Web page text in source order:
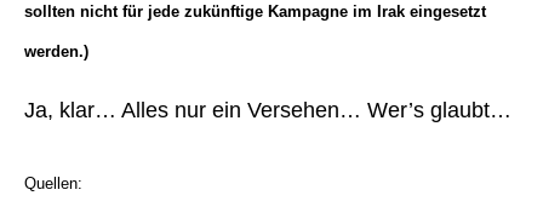
sollten nicht für jede zukünftige Kampagne im Irak eingesetzt
werden.)
Ja, klar… Alles nur ein Versehen… Wer’s glaubt…
Quellen: